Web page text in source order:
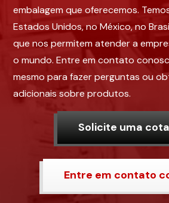
embalagem que oferecemos.
Estados Unidos, no México, no
que nos permitem atender a
o mundo. Entre em contato
mesmo para fazer perguntas ou
adicionais sobre produtos.
Solicite uma
Entre em contato